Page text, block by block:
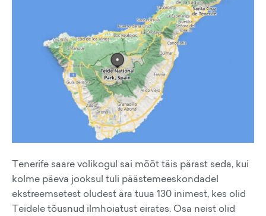
Tenerife saare volikogul sai mõõt täis pärast seda, kui
kolme päeva jooksul tuli päästemeeskondadel
ekstreemsetest oludest ära tuua 130 inimest, kes olid
Teidele tõusnud ilmhoiatust eirates. Osa neist olid